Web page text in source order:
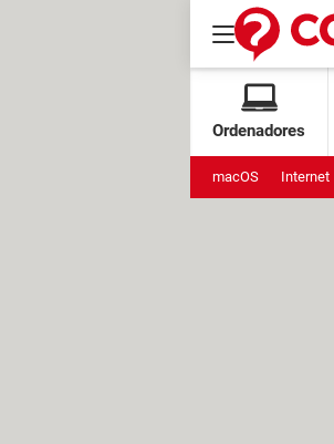
Ordenadores
macOS Internet